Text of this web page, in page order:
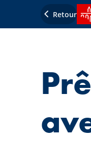
Retour